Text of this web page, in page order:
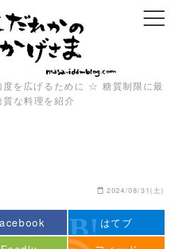
を広げるために ☆ 糖質制限に最
質な料理を紹介
2024/08/31(土)
はてブ